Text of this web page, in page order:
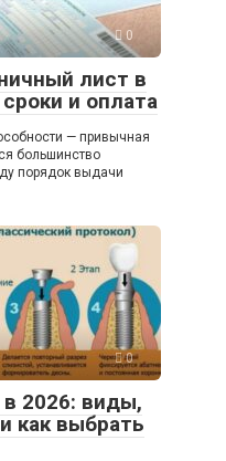
0
лист в
и оплата
— привычная
большинство
порядок выдачи
0
2026: виды,
как выбрать